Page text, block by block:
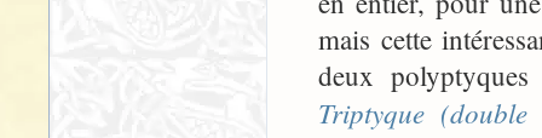
mais cette
deux
Triptyque